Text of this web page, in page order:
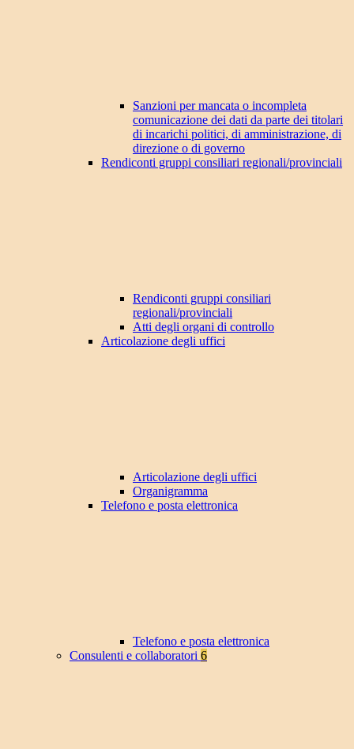
Sanzioni per mancata o incompleta
comunicazione dei dati da parte dei titolari
di incarichi politici, di amministrazione, di
direzione o di governo
Rendiconti gruppi consiliari regionali/provinciali
Rendiconti gruppi consiliari
regionali/provinciali
Atti degli organi di controllo
Articolazione degli uffici
Articolazione degli uffici
Organigramma
Telefono e posta elettronica
Telefono e posta elettronica
Consulenti e collaboratori 6